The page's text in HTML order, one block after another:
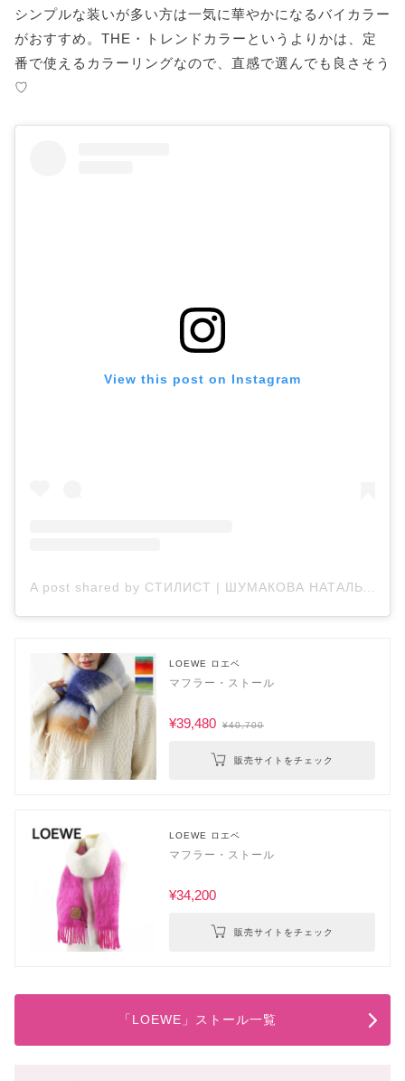
シンプルな装いが多い方は一気に華やかになるバイカラー
がおすすめ。THE・トレンドカラーというよりかは、定
番で使えるカラーリングなので、直感で選んでも良さそう
♡
View this post on Instagram
A post shared by СТИЛИСТ | ШУМАКОВА НАТАЛЬЯ (@shoomakova)
LOEWE ロエベ
マフラー・ストール
¥39,480 ¥40,700
販売サイトをチェック
LOEWE ロエベ
マフラー・ストール
¥34,200
販売サイトをチェック
「LOEWE」ストール一覧